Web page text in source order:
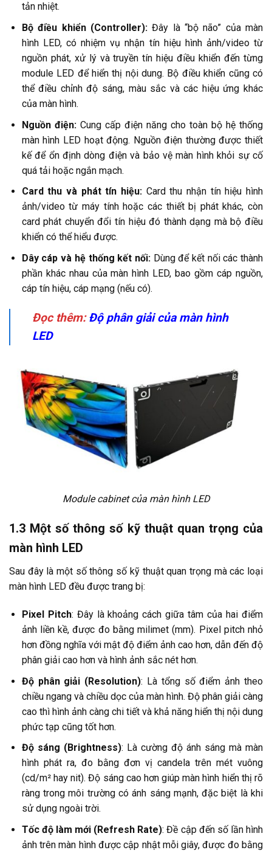
tản nhiệt.
Bộ điều khiển (Controller):Đây là “bộ não” của màn
hình LED, có nhiệm vụ nhận tín hiệu hình ảnh/video từ
nguồn phát, xử lý và truyền tín hiệu điều khiển đến từng
module LED để hiển thị nội dung. Bộ điều khiển cũng có
thể điều chỉnh độ sáng, màu sắc và các hiệu ứng khác
của màn hình.
Nguồn điện:Cung cấp điện năng cho toàn bộ hệ thống
màn hình LED hoạt động. Nguồn điện thường được thiết
kế để ổn định dòng điện và bảo vệ màn hình khỏi sự cố
quá tải hoặc ngắn mạch.
Card thu và phát tín hiệu: Card thu nhận tín hiệu hình
ảnh/video từ máy tính hoặc các thiết bị phát khác, còn
card phát chuyển đổi tín hiệu đó thành dạng mà bộ điều
khiển có thể hiểu được.
Dây cáp và hệ thống kết nối:Dùng để kết nối các thành
phần khác nhau của màn hình LED, bao gồm cáp nguồn,
cáp tín hiệu, cáp mạng (nếu có).
Đọc thêm: Độ phân giải của màn hình
LED
Module cabinet của màn hình LED
1.3 Một số thông số kỹ thuật quan trọng của
màn hình LED
Sau đây là một số thông số kỹ thuật quan trọng màcác loại
màn hình LED đều được trang bị:
Pixel Pitch: Đây là khoảng cách giữa tâm của hai điểm
ảnh liền kề, được đo bằng milimet (mm). Pixel pitch nhỏ
hơn đồng nghĩa với mật độ điểm ảnh cao hơn, dẫn đến độ
phân giải cao hơn và hình ảnh sắc nét hơn.
Độ phân giải (Resolution): Là tổng số điểm ảnh theo
chiều ngang và chiều dọc của màn hình. Độ phân giải càng
cao thì hình ảnh càng chi tiết và khả năng hiển thị nội dung
phức tạp cũng tốt hơn.
Độ sáng (Brightness): Là cường độ ánh sáng mà màn
hình phát ra, đo bằng đơn vị candela trên mét vuông
(cd/m² hay nit). Độ sáng cao hơn giúp màn hình hiển thị rõ
ràng trong môi trường có ánh sáng mạnh, đặc biệt là khi
sử dụng ngoài trời.
Tốc độ làm mới (Refresh Rate): Đề cập đến số lần hình
ảnh trên màn hình được cập nhật mỗi giây, được đo bằng